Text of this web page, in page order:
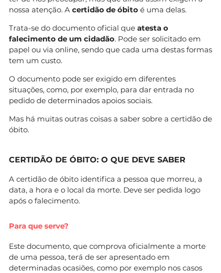
nossa atenção. A certidão de óbito é uma delas.
Trata-se do documento oficial que atesta o
falecimento de um cidadão. Pode ser solicitado em
papel ou via online, sendo que cada uma destas formas
tem um custo.
O documento pode ser exigido em diferentes
situações, como, por exemplo, para dar entrada no
pedido de determinados apoios sociais.
Mas há muitas outras coisas a saber sobre a certidão de
óbito.
CERTIDÃO DE ÓBITO: O QUE DEVE SABER
A certidão de óbito identifica a pessoa que morreu, a
data, a hora e o local da morte. Deve ser pedida logo
após o falecimento.
Para que serve?
Este documento, que comprova oficialmente a morte
de uma pessoa, terá de ser apresentado em
determinadas ocasiões, como por exemplo nos casos